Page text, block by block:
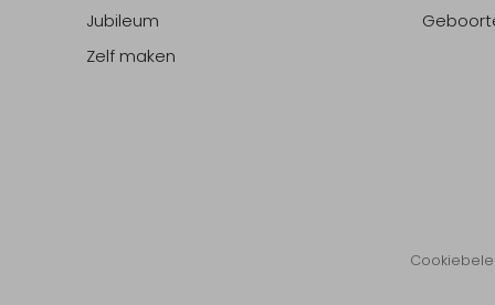
Jubileum
Zelf maken